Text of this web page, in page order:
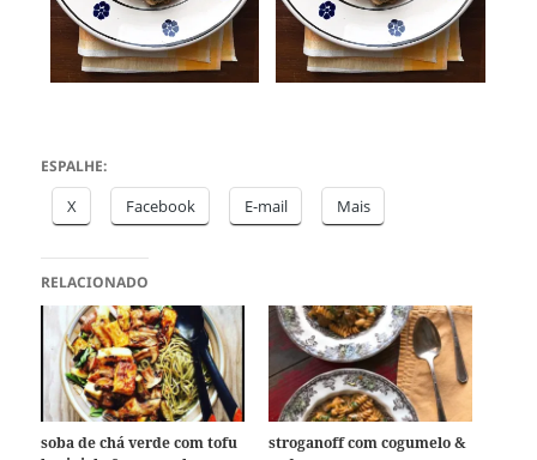
ESPALHE:
X Facebook E-mail Mais
RELACIONADO
soba de chá verde com tofu
stroganoff com cogumelo &